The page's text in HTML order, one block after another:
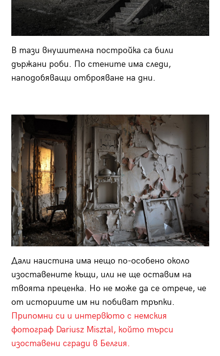
В тази внушителна постройка са били
държани роби. По стените има следи,
наподобяващи отброяване на дни.
Дали наистина има нещо по-особено около
изоставените къщи, или не ще оставим на
твоята преценка. Но не може да се отрече, че
от историите им ни побиват тръпки.
Припомни си и интервюто с немския
фотограф Dariusz Misztal, който търси
изоставени сгради в Белгия.